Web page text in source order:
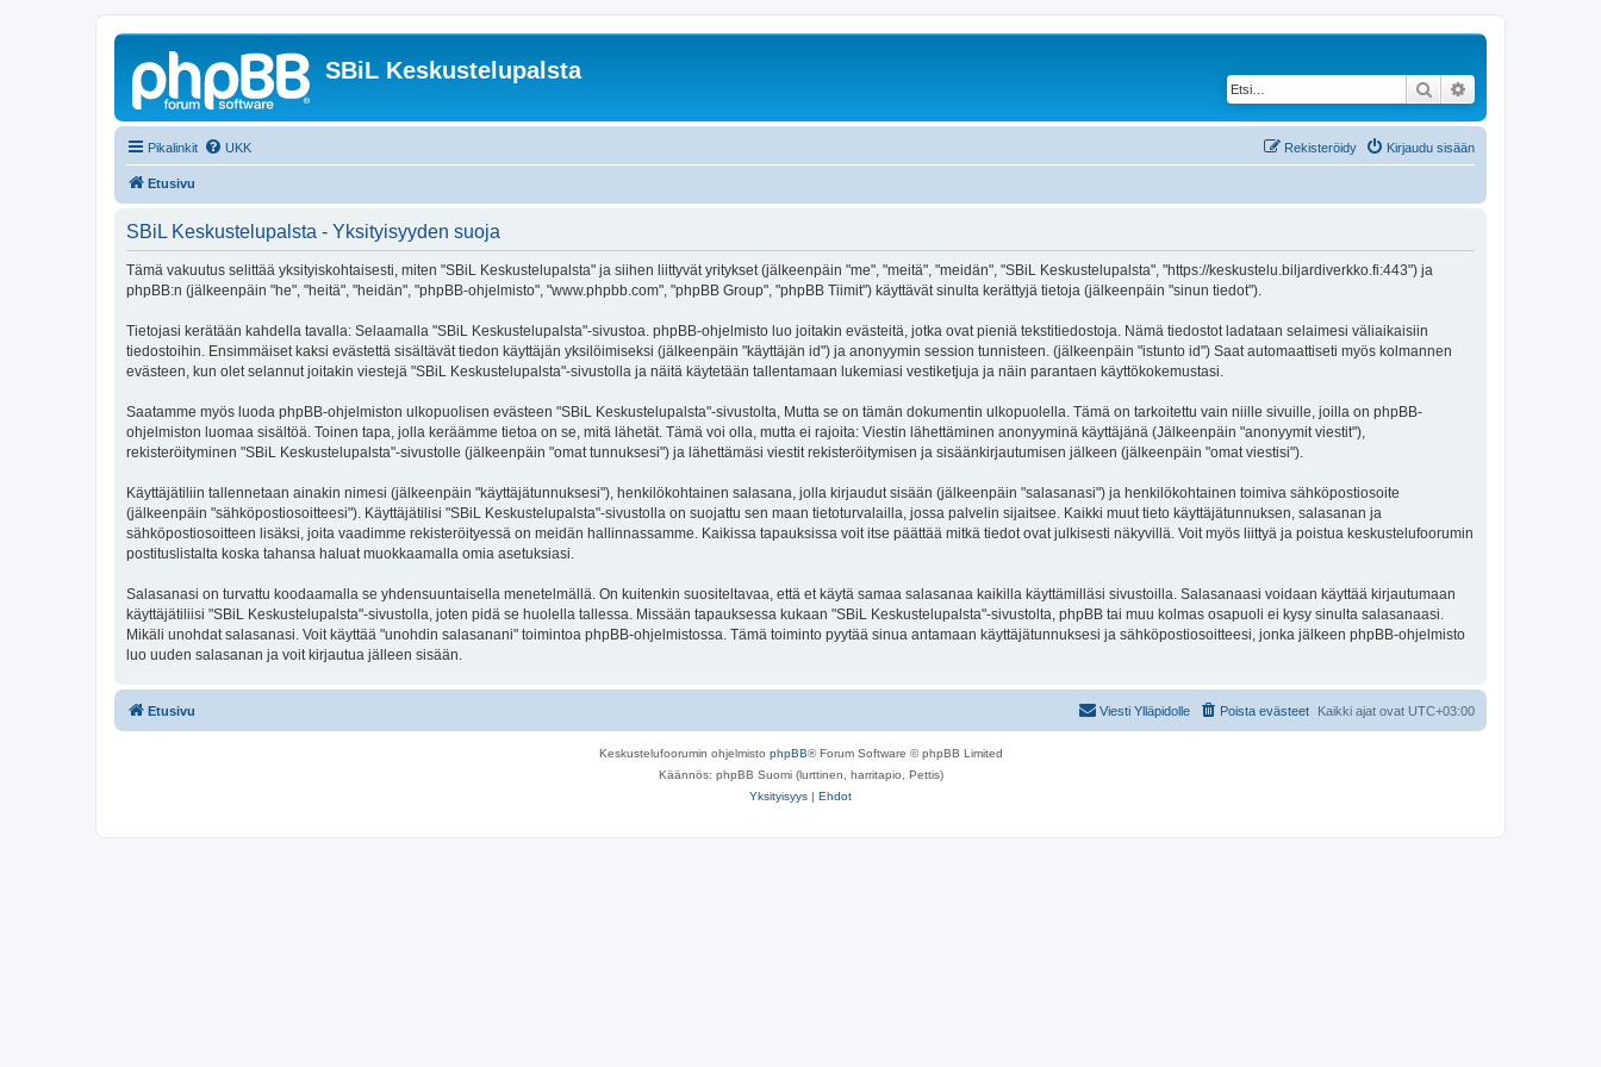
SBiL Keskustelupalsta
Etsi
Pikalinkit UKK Kirjaudu sisään
Rekisteröidy
Etusivu
SBiL Keskustelupalsta - Yksityisyyden suoja
Tämä vakuutus selittää yksityiskohtaisesti, miten "SBiL Keskustelupalsta" ja siihen liittyvät yritykset (jälkeenpäin "me", "meitä", "meidän", "SBiL Keskustelupalsta", "https://keskustelu.biljardiverkko.fi:443") ja
phpBB:n (jälkeenpäin "he", "heitä", "heidän", "phpBB-ohjelmisto", "www.phpbb.com", "phpBB Group", "phpBB Tiimit") käyttävät sinulta kerättyjä tietoja (jälkeenpäin "sinun tiedot").
Tietojasi kerätään kahdella tavalla: Selaamalla "SBiL Keskustelupalsta"-sivustoa. phpBB-ohjelmisto luo joitakin evästeitä, jotka ovat pieniä tekstitiedostoja. Nämä tiedostot ladataan selaimesi väliaikaisiin
tiedostoihin. Ensimmäiset kaksi evästettä sisältävät tiedon käyttäjän yksilöimiseksi (jälkeenpäin "käyttäjän id") ja anonyymin session tunnisteen. (jälkeenpäin "istunto id") Saat automaattiseti myös kolmannen
evästeen, kun olet selannut joitakin viestejä "SBiL Keskustelupalsta"-sivustolla ja näitä käytetään tallentamaan lukemiasi vestiketjuja ja näin parantaen käyttökokemustasi.
Saatamme myös luoda phpBB-ohjelmiston ulkopuolisen evästeen "SBiL Keskustelupalsta"-sivustolta, Mutta se on tämän dokumentin ulkopuolella. Tämä on tarkoitettu vain niille sivuille, joilla on phpBB-
ohjelmiston luomaa sisältöä. Toinen tapa, jolla keräämme tietoa on se, mitä lähetät. Tämä voi olla, mutta ei rajoita: Viestin lähettäminen anonyyminä käyttäjänä (Jälkeenpäin "anonyymit viestit"),
rekisteröityminen "SBiL Keskustelupalsta"-sivustolle (jälkeenpäin "omat tunnuksesi") ja lähettämäsi viestit rekisteröitymisen ja sisäänkirjautumisen jälkeen (jälkeenpäin "omat viestisi").
Käyttäjätiliin tallennetaan ainakin nimesi (jälkeenpäin "käyttäjätunnuksesi"), henkilökohtainen salasana, jolla kirjaudut sisään (jälkeenpäin "salasanasi") ja henkilökohtainen toimiva sähköpostiosoite
(jälkeenpäin "sähköpostiosoitteesi"). Käyttäjätilisi "SBiL Keskustelupalsta"-sivustolla on suojattu sen maan tietoturvalailla, jossa palvelin sijaitsee. Kaikki muut tieto käyttäjätunnuksen, salasanan ja
sähköpostiosoitteen lisäksi, joita vaadimme rekisteröityessä on meidän hallinnassamme. Kaikissa tapauksissa voit itse päättää mitkä tiedot ovat julkisesti näkyvillä. Voit myös liittyä ja poistua keskustelufoorumin
postituslistalta koska tahansa haluat muokkaamalla omia asetuksiasi.
Salasanasi on turvattu koodaamalla se yhdensuuntaisella menetelmällä. On kuitenkin suositeltavaa, että et käytä samaa salasanaa kaikilla käyttämilläsi sivustoilla. Salasanaasi voidaan käyttää kirjautumaan
käyttäjätiliisi "SBiL Keskustelupalsta"-sivustolla, joten pidä se huolella tallessa. Missään tapauksessa kukaan "SBiL Keskustelupalsta"-sivustolta, phpBB tai muu kolmas osapuoli ei kysy sinulta salasanaasi.
Mikäli unohdat salasanasi. Voit käyttää "unohdin salasanani" toimintoa phpBB-ohjelmistossa. Tämä toiminto pyytää sinua antamaan käyttäjätunnuksesi ja sähköpostiosoitteesi, jonka jälkeen phpBB-ohjelmisto
luo uuden salasanan ja voit kirjautua jälleen sisään.
Etusivu Kaikki ajat ovat UTC+03:00
Poista evästeet
Viesti Ylläpidolle
Keskustelufoorumin ohjelmisto phpBB® Forum Software © phpBB Limited
Käännös: phpBB Suomi (lurttinen, harritapio, Pettis)
Yksityisyys | Ehdot